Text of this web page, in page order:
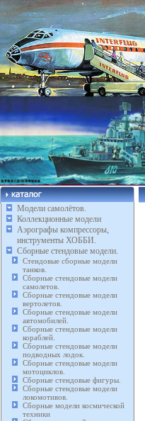
Модели самолётов.
Коллекционные модели
Аэрографы компрессоры,
инструменты ХОББИ.
Сборные стендовые модели.
Стендовые сборные модели
танков.
Сборные стендовые модели
самолетов.
Сборные стендовые модели
вертолетов.
Сборные стендовые модели
автомобилей.
Сборные стендовые модели
кораблей.
Сборные стендовые модели
подводных лодок.
Сборные стендовые модели
мотоциклов.
Сборные стендовые фигуры.
Сборные стендовые модели
локомотивов.
Сборные модели космической
техники